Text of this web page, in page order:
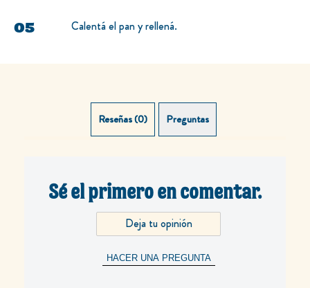
Calentá el pan y rellená.
Reseñas (0) Preguntas (0)
Sé el primero en comentar.
Deja tu opinión
HACER UNA PREGUNTA